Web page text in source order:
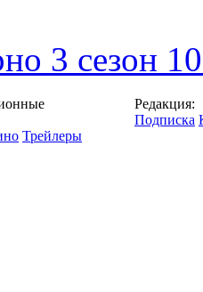
3 сезон
Трейлеры
Редакция:
Подписка